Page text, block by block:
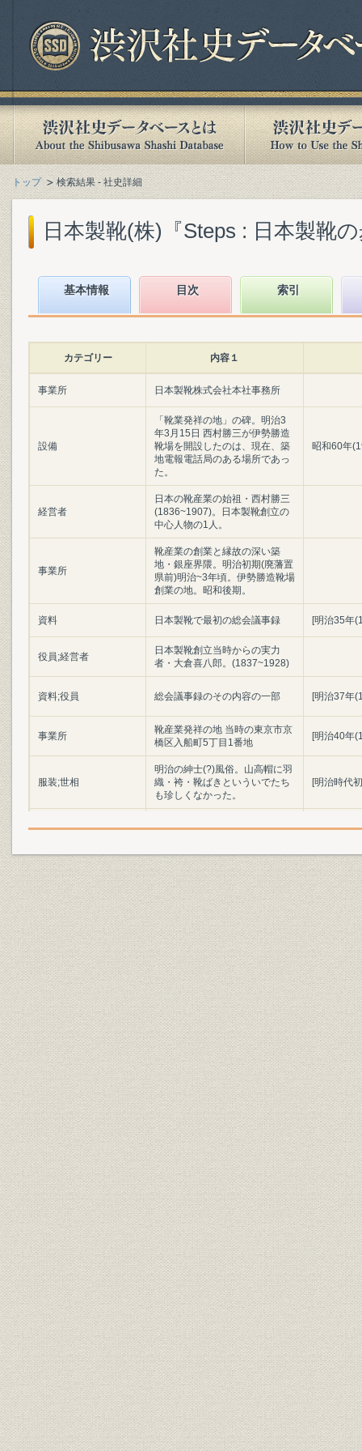
トップ 検索結果 - 社史詳細
日本製靴(株)『Steps : 日本製靴
基本情報 目次 索引
カテゴリー 内容１
事業所 日本製靴株式会社本社事務所
設備
「靴業発祥の地」の碑。明治3
年3月15日 西村勝三が伊勢勝造
靴場を開設したのは、現在、築
地電報電話局のある場所であっ
た。
昭和60年
経営者
日本の靴産業の始祖・西村勝三
(1836~1907)。日本製靴創立の
中心人物の1人。
事業所
靴産業の創業と縁故の深い築
地・銀座界隈。明治初期(廃藩置
県前)明治~3年頃。伊勢勝造靴場
創業の地。昭和後期。
資料 日本製靴で最初の総会議事録 [明治35年
役員;経営者
日本製靴創立当時からの実力
者・大倉喜八郎。(1837~1928)
資料;役員 総会議事録のその内容の一部 [明治37年
事業所
靴産業発祥の地 当時の東京市京
橋区入船町5丁目1番地
[明治40年
服装;世相
明治の紳士(?)風俗。山高帽に羽
織・袴・靴ばきといういでたち
も珍しくなかった。
[明治時代
役員;経営者
製品;商品 明治時代の陸軍軍靴の変遷
明治初年
(1886年)
靴;風俗
「調練歩行の図」よし藤画 慶応
3年幕府軍の歩兵によるフラン
ス式訓練の情景。指揮官や軍楽
隊は靴ばきだが、一般兵はほと
んど草履ばきであった。(浅井収
氏蔵)
慶応3年
設備 欧米の手製靴時代の工具
広告宣伝
明治3年12月8日付「横浜毎日新
聞」に西村勝三が出した求人広
告
明治3年
広告宣伝
日露戦争当時、朝日新聞に掲出
された靴の広告
[明治37年
事業所
明治15年、銀座尾張町2丁目15
番地に開店した「レマルシャン
靴店」。
明治15年
技術;経営者
オランダ出身の靴師の先覚者 エ
フ・ジェ・レマルシャン
商品;広告宣伝
伊勢勝造靴場の靴のカタログ。
西村勝三の出身地である千葉県
佐倉市で最近発見された日本で
最初の靴のカタログ。
販売
桜組銀座店の製靴注文帳。(明治
10年ごろ)
明治10年
明治6年、米欧使節団一行、ワ
シントンで写す。皆、靴を履い
ている。正使の岩倉は、和服の